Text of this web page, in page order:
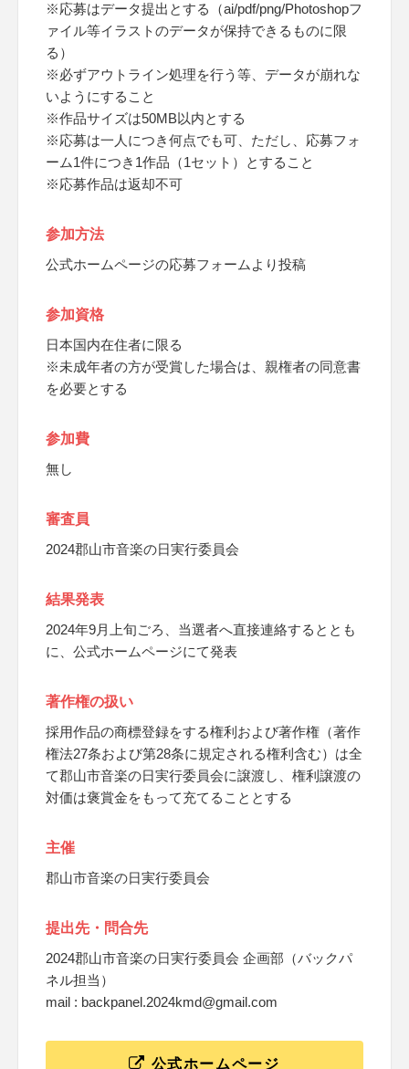
※応募はデータ提出とする（ai/pdf/png/Photoshopフ
ァイル等イラストのデータが保持できるものに限
る）
※必ずアウトライン処理を行う等、データが崩れな
いようにすること
※作品サイズは50MB以内とする
※応募は一人につき何点でも可、ただし、応募フォ
ーム1件につき1作品（1セット）とすること
※応募作品は返却不可
参加方法
公式ホームページの応募フォームより投稿
参加資格
日本国内在住者に限る
※未成年者の方が受賞した場合は、親権者の同意書
を必要とする
参加費
無し
審査員
2024郡山市音楽の日実行委員会
結果発表
2024年9月上旬ごろ、当選者へ直接連絡するととも
に、公式ホームページにて発表
著作権の扱い
採用作品の商標登録をする権利および著作権（著作
権法27条および第28条に規定される権利含む）は全
て郡山市音楽の日実行委員会に譲渡し、権利譲渡の
対価は褒賞金をもって充てることとする
主催
郡山市音楽の日実行委員会
提出先・問合先
2024郡山市音楽の日実行委員会 企画部（バックパ
ネル担当）
mail : backpanel.2024kmd@gmail.com
公式ホームページ